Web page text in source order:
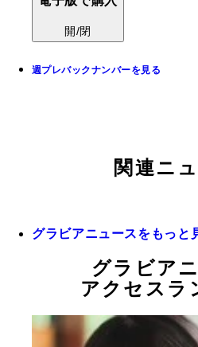
開/閉
週プレバックナンバーを見る
関連ニ
グラビアニュースをもっと
グラビア
アクセスラ